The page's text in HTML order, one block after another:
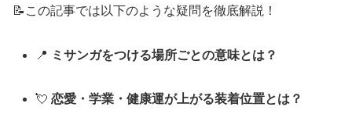
📝この記事では以下のような疑問を徹底解説！
📍 ミサンガをつける場所ごとの意味とは？
💘恋愛・学業・健康運が上がる装着位置とは？